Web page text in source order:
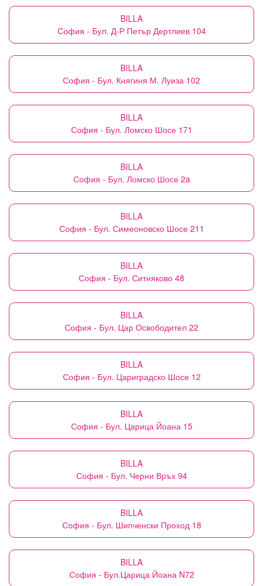
BILLA
София - Бул. Д-Р Петър Дертлиев 104
BILLA
София - Бул. Княгиня М. Луиза 102
BILLA
София - Бул. Ломско Шосе 171
BILLA
София - Бул. Ломско Шосе 2a
BILLA
София - Бул. Симеоновско Шосе 211
BILLA
София - Бул. Ситняково 48
BILLA
София - Бул. Цар Освободител 22
BILLA
София - Бул. Цариградско Шосе 12
BILLA
София - Бул. Царица Йоана 15
BILLA
София - Бул. Черни Връх 94
BILLA
София - Бул. Шипченски Проход 18
BILLA
София - Бул.Царица Йоана N72